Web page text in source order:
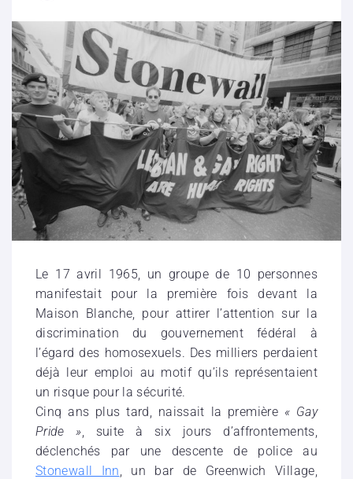
Le 17 avril 1965, un groupe de 10 personnes
manifestait pour la première fois devant la
Maison Blanche, pour attirer l’attention sur la
discrimination du gouvernement fédéral à
l’égard des homosexuels. Des milliers perdaient
déjà leur emploi au motif qu’ils représentaient
un risque pour la sécurité.
Cinq ans plus tard, naissait la première « Gay
Pride », suite à six jours d’affrontements,
déclenchés par une descente de police au
Stonewall Inn, un bar de Greenwich Village,